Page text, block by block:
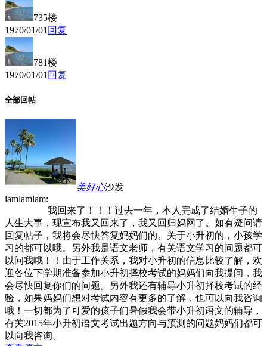
735楼
1970/01/01 回复
781楼
1970/01/01 回复
全部回帖
美好心沙发
lamlamlam:
我回来了！！！过去一年，本人完成了结婚生子的
人生大事，现宣布我又回来了，我又回归妈网了。如有疑问请
回复帖子，我将会尽快答复妈妈们的。关于小升初的，小孩学
习的都可以哦。另外我是语文老师，有关语文学习的问题都可
以问我哦！！ 由于工作关系，我对小升初的信息比较了解，欢
迎各位下学期准备参加小升初择校考试的妈妈们向我提问，我
会尽快回复你们的问题。
另外我还有辅导小升初择校考试的经
验，如果妈妈们想对考试内容有更多的了解，也可以向我咨询
哦！一切都为了可爱的孩子们暑假我会带小升初语文的辅导，
有关2015年小升初语文考试出题方向与预测的问题妈妈们都可
以向我咨询。